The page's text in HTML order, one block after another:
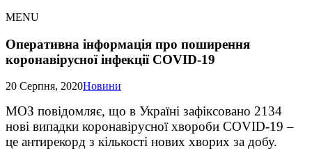
MENU
Оперативна інформація про поширення
коронавірусної інфекції COVID-19
20 Серпня, 2020Новини
МОЗ повідомляє, що в Україні зафіксовано 2134
нові випадки коронавірусної хвороби COVID-19 –
це антирекорд з кількості нових хворих за добу.